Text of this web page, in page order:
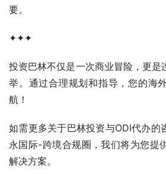
要。
✦✦✦
投资巴林不仅是一次商业冒险，更是
举。通过合理规划和指导，您的海
航！
如需更多关于巴林投资与ODI代办的
永国际-跨境合规圈，我们将为您提
解决方案。